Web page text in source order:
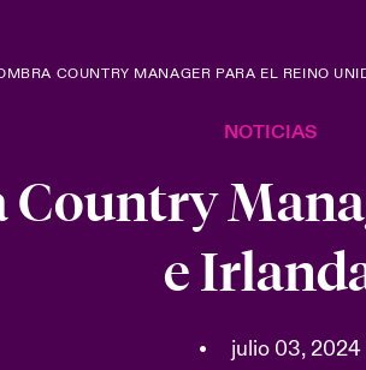
el comité de
En
Tech
Risk &
2025
Notificar
COUNTRY MANAGER PARA EL REINO
NOTICIAS
Country
e
• julio 03, 2024